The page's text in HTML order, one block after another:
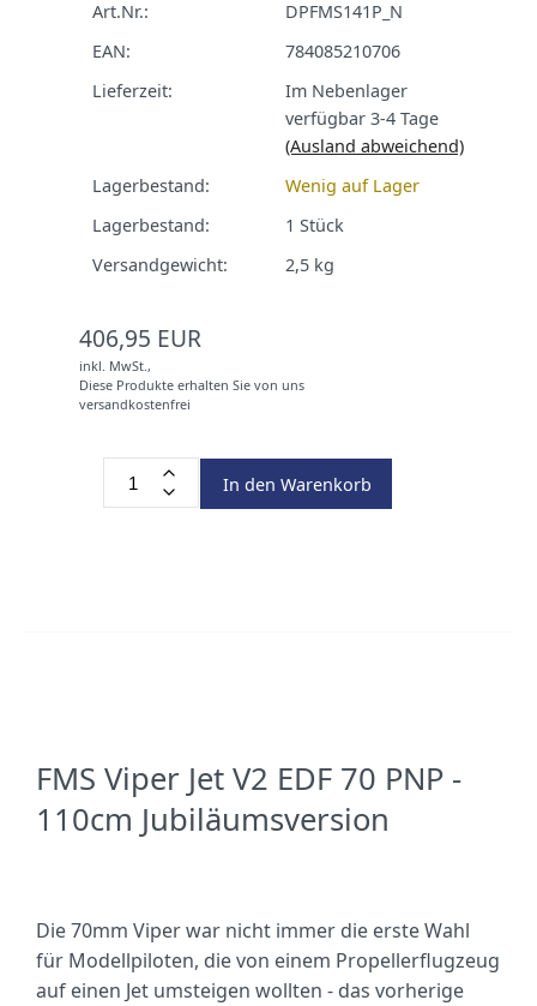
Art.Nr.:
DPFMS141P_N
EAN:
784085210706
Lieferzeit:
Im Nebenlager
verfügbar 3-4 Tage
(Ausland abweichend)
Lagerbestand:
Wenig auf Lager
Lagerbestand:
1 Stück
Versandgewicht:
2,5 kg
406,95 EUR
inkl. MwSt.,
Diese Produkte erhalten Sie von uns
versandkostenfrei
In den Warenkorb
FMS Viper Jet V2 EDF 70 PNP -
110cm Jubiläumsversion
Die 70mm Viper war nicht immer die erste Wahl
für Modellpiloten, die von einem Propellerflugzeug
auf einen Jet umsteigen wollten - das vorherige